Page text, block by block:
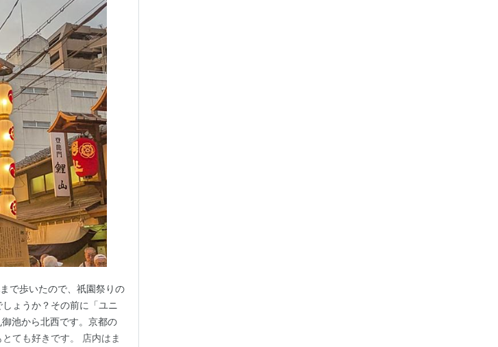
で歩いたので、祇園祭りの
ょうか？その前に「ユニ
池から北西です。京都の
ても好きです。 店内はま